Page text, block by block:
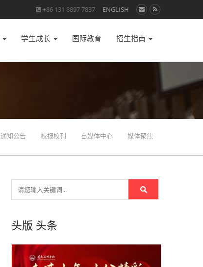
+86 131 8897 7837 ENGLISH
学生成长 国际教育 招生指南
通知公告 校报校刊 自媒体中心 媒体聚焦
头版 头条